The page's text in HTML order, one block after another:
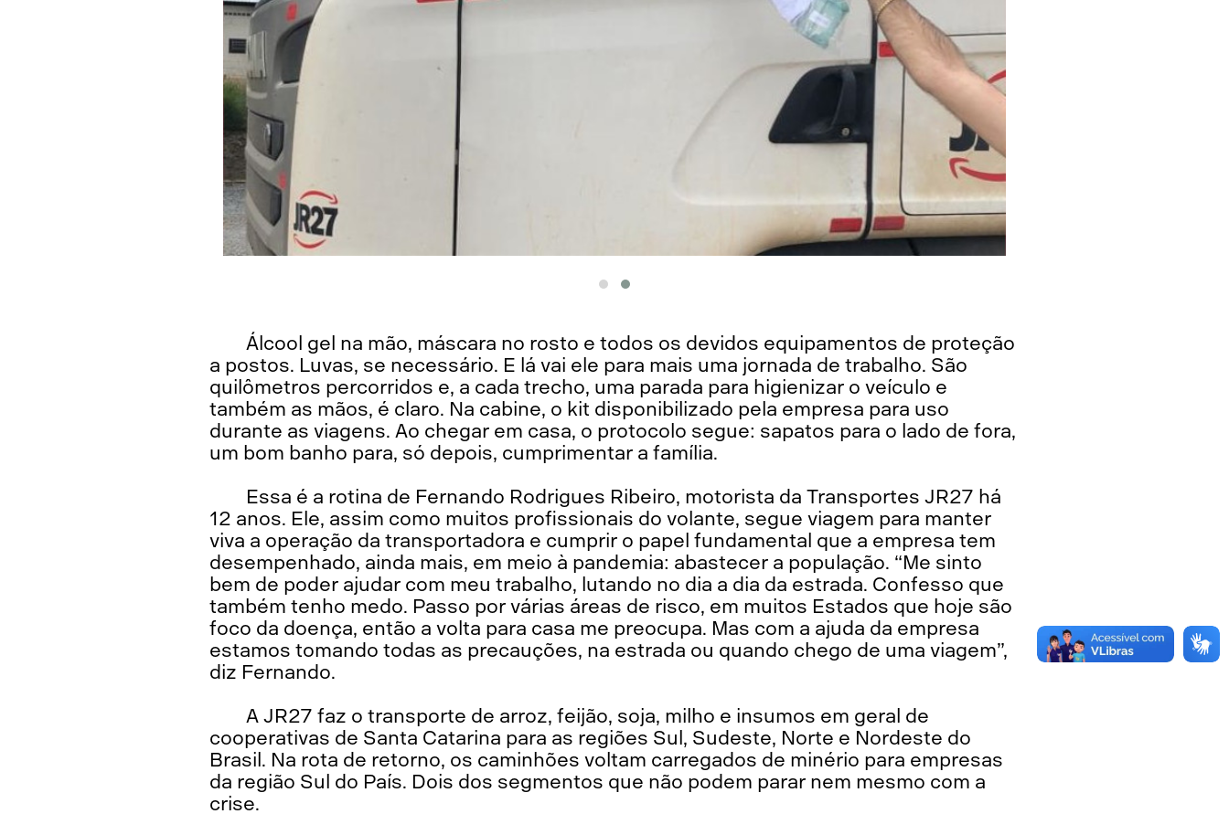
Álcool gel na mão, máscara no rosto e todos os devidos equipamentos de proteção
a postos. Luvas, se necessário. E lá vai ele para mais uma jornada de trabalho. São
quilômetros percorridos e, a cada trecho, uma parada para higienizar o veículo e
também as mãos, é claro. Na cabine, o kit disponibilizado pela empresa para uso
durante as viagens. Ao chegar em casa, o protocolo segue: sapatos para o lado de fora,
um bom banho para, só depois, cumprimentar a família.
Essa é a rotina de Fernando Rodrigues Ribeiro, motorista da Transportes JR27 há
12 anos. Ele, assim como muitos profissionais do volante, segue viagem para manter
viva a operação da transportadora e cumprir o papel fundamental que a empresa tem
desempenhado, ainda mais, em meio à pandemia: abastecer a população. “Me sinto
bem de poder ajudar com meu trabalho, lutando no dia a dia da estrada. Confesso que
também tenho medo. Passo por várias áreas de risco, em muitos Estados que hoje são
foco da doença, então a volta para casa me preocupa. Mas com a ajuda da empresa
estamos tomando todas as precauções, na estrada ou quando chego de uma viagem”,
diz Fernando.
A JR27 faz o transporte de arroz, feijão, soja, milho e insumos em geral de
cooperativas de Santa Catarina para as regiões Sul, Sudeste, Norte e Nordeste do
Brasil. Na rota de retorno, os caminhões voltam carregados de minério para empresas
da região Sul do País. Dois dos segmentos que não podem parar nem mesmo com a
crise.